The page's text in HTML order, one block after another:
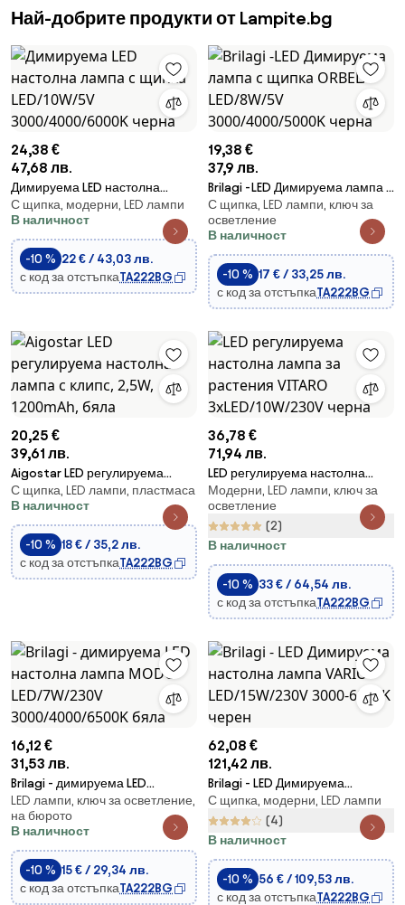
Най-добрите продукти от Lampite.bg
24,38 €
47,68 лв.
Димируема LED настолна
лампа с щипка LED/10W/5V
3000/4000/6000K черна
С щипка, модерни, LED лампи
В наличност
-10 % 22 € / 43,03 лв.
с код за отстъпкаTA222BG
19,38 €
37,9 лв.
Brilagi -LED Димируема лампа с
щипка ORBELA LED/8W/5V
3000/4000/5000K черна
С щипка, LED лампи, ключ за
осветление
В наличност
-10 % 17 € / 33,25 лв.
с код за отстъпкаTA222BG
20,25 €
39,61 лв.
Aigostar LED регулируема
настолна лампа с клипс, 2,5W,
1200mAh, бяла
С щипка, LED лампи, пластмаса
В наличност
-10 % 18 € / 35,2 лв.
с код за отстъпкаTA222BG
36,78 €
71,94 лв.
LED регулируема настолна
лампа за растения VITARO
3xLED/10W/230V черна
Модерни, LED лампи, ключ за
осветление
(2)
В наличност
-10 % 33 € / 64,54 лв.
с код за отстъпкаTA222BG
16,12 €
31,53 лв.
Brilagi - димируема LED
настолна лампа MODO
LED/7W/230V
3000/4000/6500K бяла
LED лампи, ключ за осветление,
на бюрото
В наличност
-10 % 15 € / 29,34 лв.
с код за отстъпкаTA222BG
62,08 €
121,42 лв.
Brilagi - LED Димируема
настолна лампа VARIO
LED/15W/230V 3000-6000K
черен
С щипка, модерни, LED лампи
(4)
В наличност
-10 % 56 € / 109,53 лв.
с код за отстъпкаTA222BG